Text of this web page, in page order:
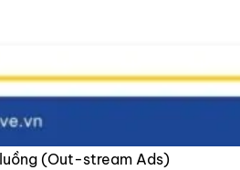
(Out-stream Ads)